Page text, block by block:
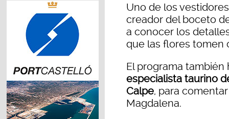
Uno de los
creador del boceto
a conocer los
que las flores tomen
El programa
especialista taurino
Calpe, para
Magdalena.